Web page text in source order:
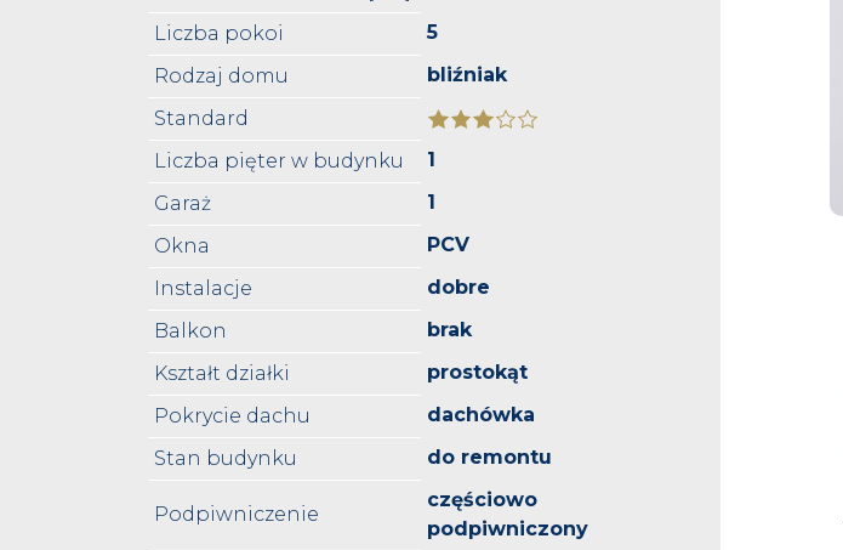
Liczba pokoi
5
Rodzaj domu
bliźniak
Standard
Liczba pięter w budynku
1
Garaż
1
Okna
PCV
Instalacje
dobre
Balkon
brak
Kształt działki
prostokąt
Pokrycie dachu
dachówka
Stan budynku
do remontu
Podpiwniczenie
częściowo
podpiwniczony